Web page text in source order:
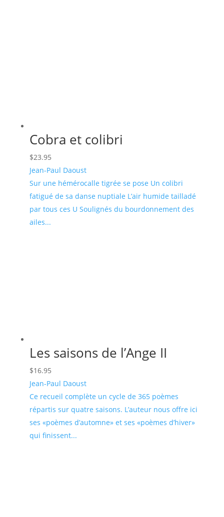
Cobra et colibri
$23.95
Jean-Paul Daoust
Sur une hémérocalle tigrée se pose Un colibri
fatigué de sa danse nuptiale L’air humide tailladé
par tous ces U Soulignés du bourdonnement des
ailes...
Les saisons de l’Ange II
$16.95
Jean-Paul Daoust
Ce recueil complète un cycle de 365 poèmes
répartis sur quatre saisons. L’auteur nous offre ici
ses «poèmes d’automne» et ses «poèmes d’hiver»
qui finissent...